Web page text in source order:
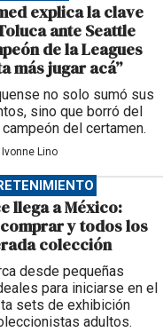
explica la clave
ante Seattle
de la Leagues
más jugar acá”
no solo sumó sus
sino que borró del
del certamen.
Ivonne Lino
llega a México:
y todos los
colección
desde pequeñas
para iniciarse en el
sets de exhibición
adultos.